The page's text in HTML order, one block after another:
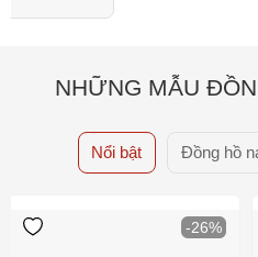
NHỮNG MẪU
Nổi bật Đồng hồ
-26%